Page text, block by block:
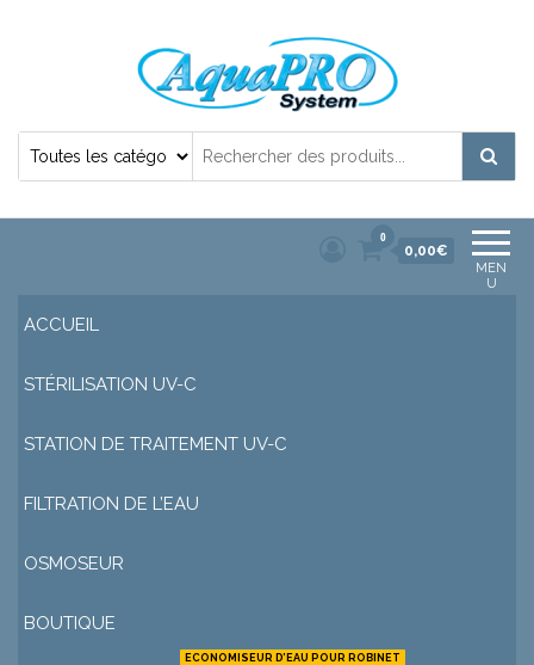
Désinfection Uv de l'eau | Filtration et
MEN
U
0
0,00€
ACCUEIL
STÉRILISATION UV-C
STATION DE TRAITEMENT UV-C
FILTRATION DE L’EAU
OSMOSEUR
BOUTIQUE
ECONOMISEUR D’EAU POUR ROBINET